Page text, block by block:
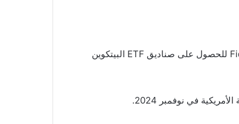
يأتي هذا في وقت تقدمت فيه الشركات المالية العملاقة مثل BlackRock و Wisdom Tree و Valkyrie Investments و VanEck و Fidelity للحصول على صناديق ETF البيتكوين
في نوفمبر 2024.